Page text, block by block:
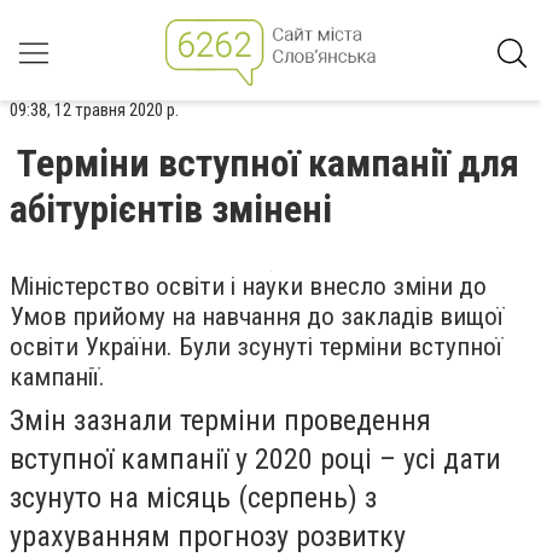
09:38, 12 травня 2020 р.
Терміни вступної кампанії для
абітурієнтів змінені
Міністерство освіти і науки внесло зміни до
Умов прийому на навчання до закладів вищої
освіти України. Були зсунуті терміни вступної
кампанії.
Змін зазнали терміни проведення
вступної кампанії у 2020 році – усі дати
зсунуто на місяць (серпень) з
урахуванням прогнозу розвитку